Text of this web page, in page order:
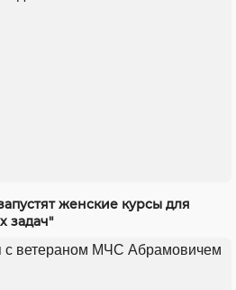
женские курсы для
задач"